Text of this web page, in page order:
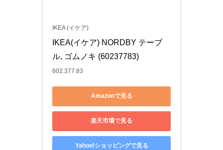
IKEA (イケア)
IKEA(イケア) NORDBY テーブ
ル, ゴムノキ (60237783)
602.377.83
Amazonで見る
楽天市場で見る
Yahoo!ショッピングで見る